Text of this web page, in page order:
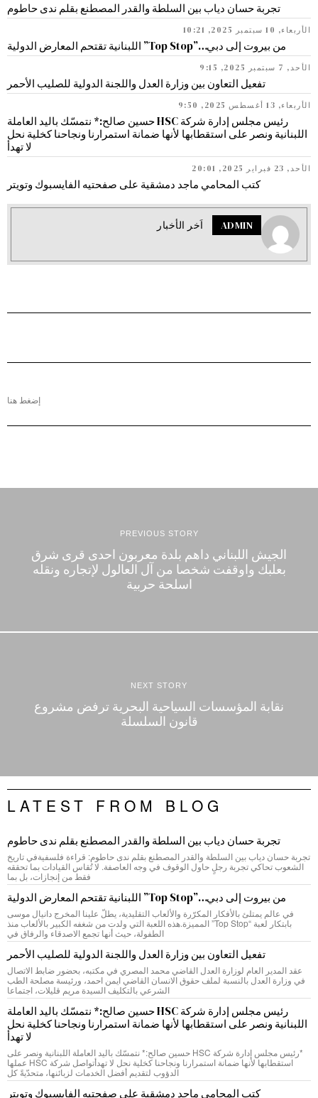
تجربة حسان دياب بين السلطة والقدر المصطنع بقلم ندى حاطوم
الأربعاء, 10 سبتمبر 2025, 10:21
من بيروت إلى دبي…”Top Stop” اللبنانية تقتحم المعارض الدولية
الأحد, 7 سبتمبر 2025, 9:15
تفعيل التعاون بين وزارة العدل واللجنة الدولية للصليب الأحمر
الأربعاء, 13 أغسطس 2025, 9:50
رئيس مجلس إدارة شركة HSC حسين صالح:* نتمسّك باليد العاملة
اللبنانية ونصر على استقطابها لأنها ضمانة استمرارنا ونجاحنا كخلية نحل
لا تهدأ
الأحد, 23 فبراير 2025, 20:01
كتب المحامي ماجد دمشقية على صفحتيه الفايسبوك وتويتر
ADMIN اَخر الأخبار
إضغط هنا
PREVIOUS STORY
الجيش اللبناني داهم بلدة معربون احدى قرى شرق
بعلبك واوقفت شخصا من آل العالول لإتجاره ونقله
اسلحة حربية
NEXT STORY
نقابة المؤسسات السياحية البحرية ترفض مشروع
قانون السلسلة
LATEST FROM BLOG
تجربة حسان دياب بين السلطة والقدر المصطنع بقلم ندى حاطوم
تجربة حسان دياب بين السلطة والقدر المصطنع بقلم ندى حاطوم: قراءة فلسفيةفي تاريخ
الشعوب تحاكي تجربة رجلٍ حاول الوقوف في وجه العاصفة. لا تُقاس القيادات بما تحققه
فقط من إنجازات، بل بما
من بيروت إلى دبي…”Top Stop” اللبنانية تقتحم المعارض الدولية
في عالم يمتلئ بالأفكار المكرّرة والألعاب التقليدية، يطلّ علينا المخرج دانيال موسى
بابتكار لعبة “Top Stop” المميزة.هذه اللعبة التي ولدت من شغفه الكبير بالألعاب منذ
الطفولة، حيث أنها تجمع الاصدقاء والرفاق في
تفعيل التعاون بين وزارة العدل واللجنة الدولية للصليب الأحمر
عقد المدير العام لوزارة العدل القاضي محمد المصري في مكتبه، بحضور ضابط الاتصال
في وزارة العدل بالنسبة لملف حقوق الانسان القاضي ايمن احمد، ورئيسة مصلحة الطب
الشرعي بالتكليف السيدة مريم قليلات، اجتماعا
رئيس مجلس إدارة شركة HSC حسين صالح:* نتمسّك باليد العاملة
اللبنانية ونصر على استقطابها لأنها ضمانة استمرارنا ونجاحنا كخلية نحل
لا تهدأ
*رئيس مجلس إدارة شركة HSC حسين صالح:* نتمسّك باليد العاملة اللبنانية ونصر على
استقطابها لأنها ضمانة استمرارنا ونجاحنا كخلية نحل لا تهدأتواصل شركة HSC عملها
الدؤوب لتقديم أفضل الخدمات لزبائنها، متحدّيةً كل
كتب المحامي ماجد دمشقية على صفحتيه الفايسبوك وتويتر